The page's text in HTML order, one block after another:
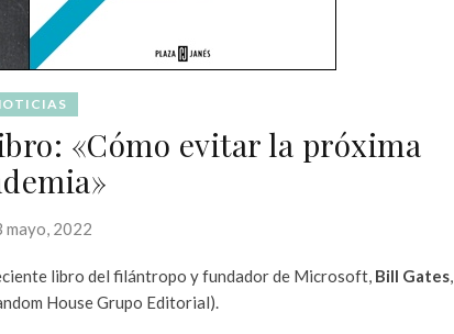
«Cómo evitar la próxima
2022
libro del filántropo y fundador de Microsoft, Bill Gates,
House Grupo Editorial).